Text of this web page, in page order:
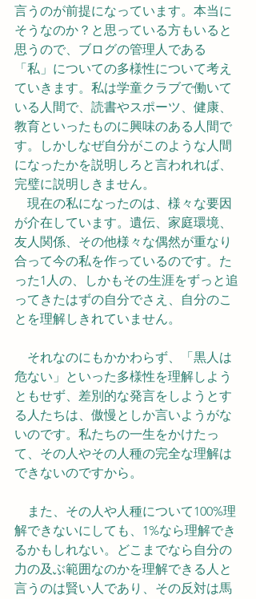
言うのが前提になっています。本当に
そうなのか？と思っている方もいると
思うので、ブログの管理人である
「私」についての多様性について考え
ていきます。私は学童クラブで働いて
いる人間で、読書やスポーツ、健康、
教育といったものに興味のある人間で
す。しかしなぜ自分がこのような人間
になったかを説明しろと言われれば、
完璧に説明しきません。
現在の私になったのは、様々な要因
が介在しています。遺伝、家庭環境、
友人関係、その他様々な偶然が重なり
合って今の私を作っているのです。た
った1人の、しかもその生涯をずっと追
ってきたはずの自分でさえ、自分のこ
とを理解しきれていません。
それなのにもかかわらず、「黒人は
危ない」といった多様性を理解しよう
ともせず、差別的な発言をしようとす
る人たちは、傲慢としか言いようがな
いのです。私たちの一生をかけたっ
て、その人やその人種の完全な理解は
できないのですから。
また、その人や人種について100%理
解できないにしても、1%なら理解でき
るかもしれない。どこまでなら自分の
力の及ぶ範囲なのかを理解できる人と
言うのは賢い人であり、その反対は馬